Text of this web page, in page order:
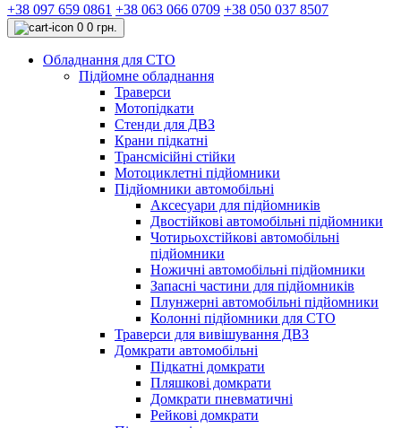
+38 097 659 0861 +38 063 066 0709 +38 050 037 8507
0 0 грн.
Обладнання для СТО
Підйомне обладнання
Траверси
Мотопідкати
Стенди для ДВЗ
Крани підкатні
Трансмісійні стійки
Мотоциклетні підйомники
Підйомники автомобільні
Аксесуари для підйомників
Двостійкові автомобільні підйомники
Чотирьохстійкові автомобільні
підйомники
Ножичні автомобільні підйомники
Запасні частини для підйомників
Плунжерні автомобільні підйомники
Колонні підйомники для СТО
Траверси для вивішування ДВЗ
Домкрати автомобільні
Підкатні домкрати
Пляшкові домкрати
Домкрати пневматичні
Рейкові домкрати